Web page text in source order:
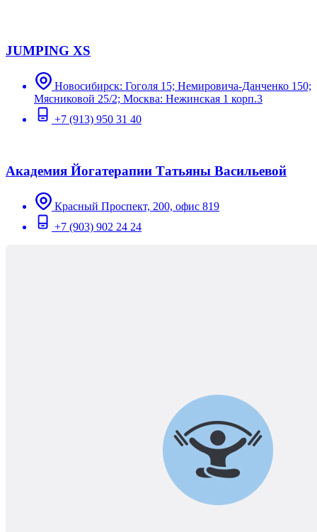
JUMPING XS
Новосибирск: Гоголя 15; Немировича-Данченко 150;
Мясниковой 25/2; Москва: Нежинская 1 корп.3
+7 (913) 950 31 40
Академия Йогатерапии Татьяны Васильевой
Красный Проспект, 200, офис 819
+7 (903) 902 24 24